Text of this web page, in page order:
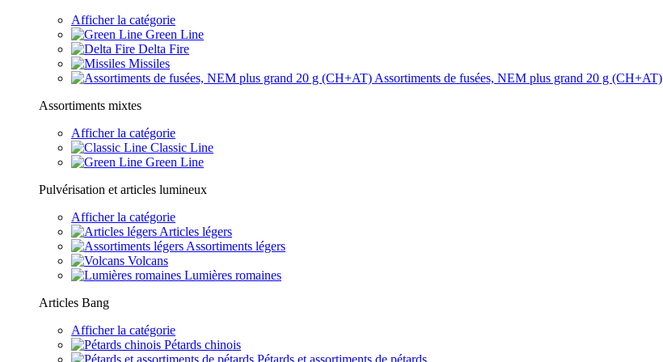
Afficher la catégorie
Green Line
Delta Fire
Missiles
Assortiments de fusées, NEM plus grand 20 g (CH+AT)
Assortiments mixtes
Afficher la catégorie
Classic Line
Green Line
Pulvérisation et articles lumineux
Afficher la catégorie
Articles légers
Assortiments légers
Volcans
Lumières romaines
Articles Bang
Afficher la catégorie
Pétards chinois
Pétards et assortiments de pétards